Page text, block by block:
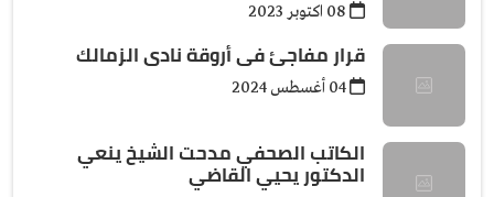
قرار مفاجئ فى أروقة نادى الزمالك
الكاتب الصحفي مدحت الشيخ ينعي
الدكتور يحيي القاضي